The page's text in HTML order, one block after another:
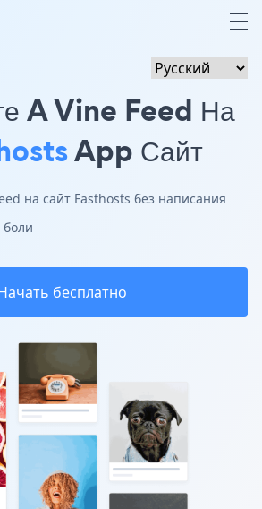
A Vine Feed На
App Сайт
на сайт Fasthosts без написания
боли
бесплатно